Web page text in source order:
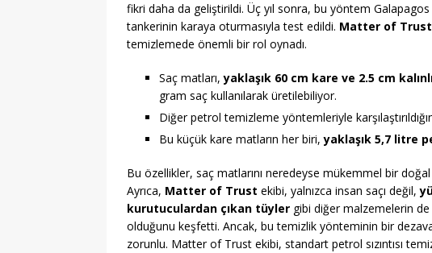
fikri daha da geliştirildi. Üç yıl sonra, bu yöntem
tankerinin karaya oturmasıyla test edildi. Matter of
temizlemede önemli bir rol oynadı.
Saç matları,yaklaşık 60 cm kare ve 2.5 cm
gram saç kullanılarak üretilebiliyor.
Diğer petrol temizleme yöntemleriyle
Bu küçük kare matların her biri,yaklaşık 5,7 litre
Bu özellikler, saç matlarını neredeyse mükemmel bir doğal
Ayrıca, Matter of Trust ekibi, yalnızca insan saçı değil,
kurutuculardan çıkan tüyler gibi diğer malzemelerin
olduğunu keşfetti. Ancak, bu temizlik yönteminin bir
zorunlu. Matter of Trust ekibi, standart petrol sızıntısı